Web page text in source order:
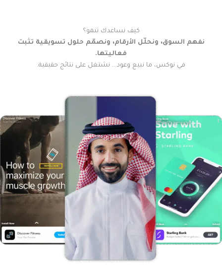
كيف نساعدك تنمو؟
نفهم السوق، ونحلّل الأرقام، ونصمّم حلول تسويقية تثبت
فعاليتها.
في نوكس، ما نبيع وعود… نشتغل على نتائج حقيقية.